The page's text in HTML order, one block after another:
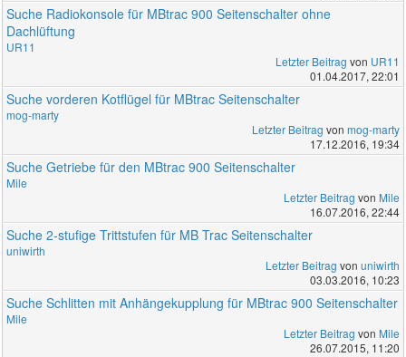
Suche Radiokonsole für MBtrac 900 Seitenschalter ohne
Dachlüftung
UR11
Letzter Beitrag von UR11
01.04.2017, 22:01
Suche vorderen Kotflügel für MBtrac Seitenschalter
mog-marty
Letzter Beitrag von mog-marty
17.12.2016, 19:34
Suche Getriebe für den MBtrac 900 Seitenschalter
Mile
Letzter Beitrag von Mile
16.07.2016, 22:44
Suche 2-stufige Trittstufen für MB Trac Seitenschalter
uniwirth
Letzter Beitrag von uniwirth
03.03.2016, 10:23
Suche Schlitten mit Anhängekupplung für MBtrac 900 Seitenschalter
Mile
Letzter Beitrag von Mile
26.07.2015, 11:20